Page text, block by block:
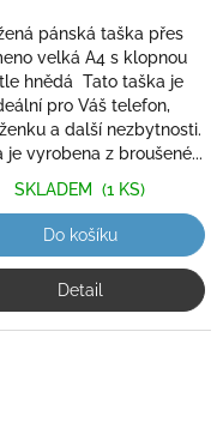
pánská taška přes
velká A4 s klopnou
hnědá Tato taška je
pro Váš telefon,
a další nezbytnosti.
je vyrobena z broušené...
SKLADEM (1 KS)
Do košíku
Detail